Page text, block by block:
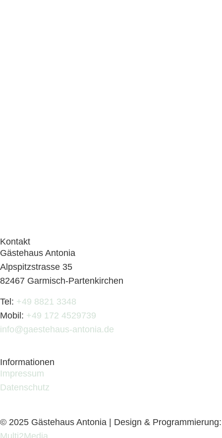
Kontakt
Gästehaus Antonia
Alpspitzstrasse 35
82467 Garmisch-Partenkirchen
Tel: +49 8821 3348
Mobil: +49 172 4529739
info@gaestehaus-antonia.de
Informationen
Impressum
Datenschutz
© 2025 Gästehaus Antonia | Design & Programmierung: